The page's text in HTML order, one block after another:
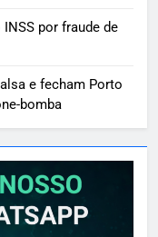
por fraude de
e fecham Porto
bomba